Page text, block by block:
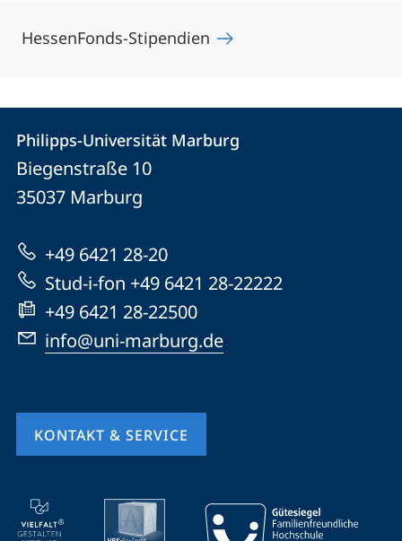
HessenFonds-Stipendien
Kontakt
und
Informationen
zur
Website
Kontaktinformationen
Philipps-
Universität
Marburg
Philipps-Universität Marburg
Biegenstraße 10
35037 Marburg
+49 6421 28-20
Stud-i-fon +49 6421 28-22222
+49 6421 28-22500
info@uni-marburg.de
KONTAKT & SERVICE
Mobile-
Service-